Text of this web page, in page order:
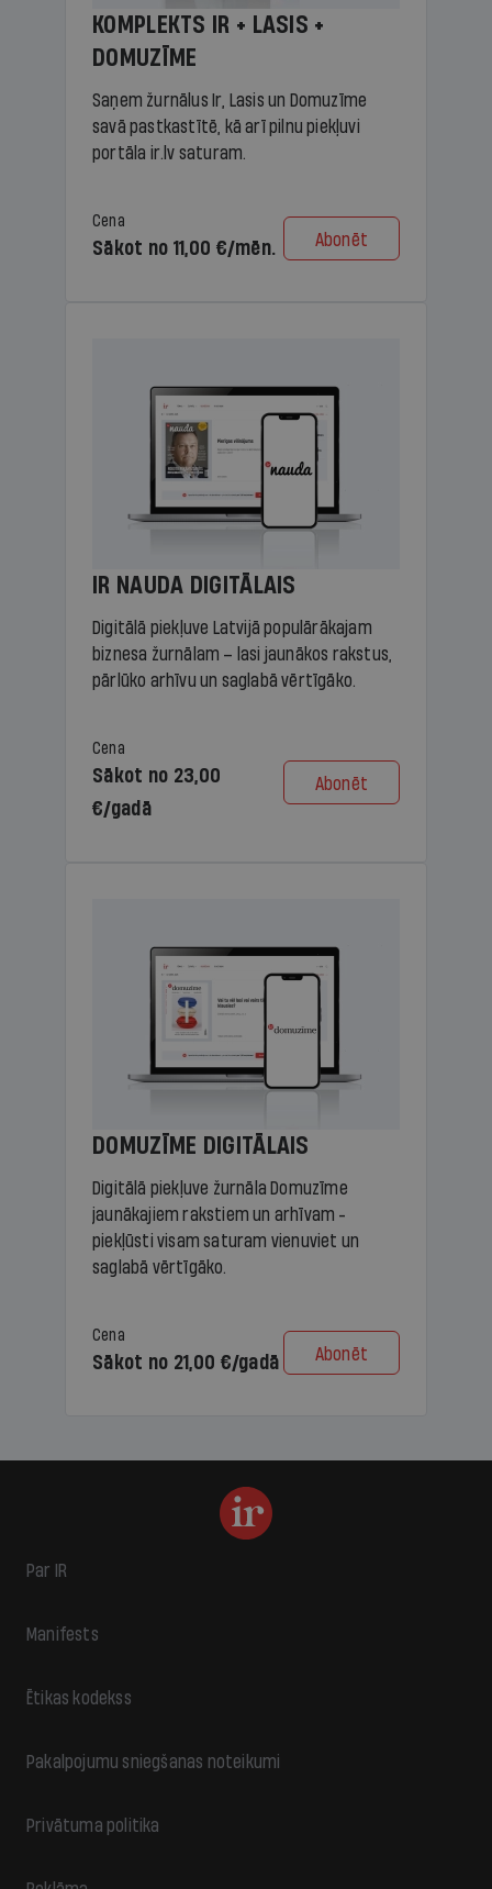
KOMPLEKTS IR + LASIS +
DOMUZĪME
Saņem žurnālus Ir, Lasis un Domuzīme
savā pastkastītē, kā arī pilnu piekļuvi
portāla ir.lv saturam.
Cena
Sākot no 11,00 €/mēn. Abonēt
IR NAUDA DIGITĀLAIS
Digitālā piekļuve Latvijā populārākajam
biznesa žurnālam – lasi jaunākos rakstus,
pārlūko arhīvu un saglabā vērtīgāko.
Cena
Sākot no 23,00
€/gadā
Abonēt
DOMUZĪME DIGITĀLAIS
Digitālā piekļuve žurnāla Domuzīme
jaunākajiem rakstiem un arhīvam -
piekļūsti visam saturam vienuviet un
saglabā vērtīgāko.
Cena
Sākot no 21,00 €/gadā Abonēt
Par IR
Manifests
Ētikas kodekss
Pakalpojumu sniegšanas noteikumi
Privātuma politika